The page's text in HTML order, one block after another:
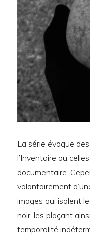
La série évoque
l’Inventaire ou
documentaire.
volontairement
images qui isolent
noir, les plaçant
temporalité